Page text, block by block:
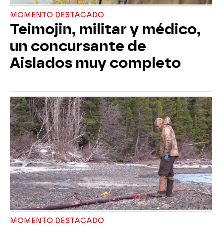
MOMENTO DESTACADO
Teimojin, militar y médico,
un concursante de
Aislados muy completo
MOMENTO DESTACADO